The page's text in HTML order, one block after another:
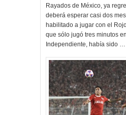
Rayados de México, ya
deberá esperar casi dos
habilitado a jugar con el
que sólo jugó tres minutos
Independiente, había sido …